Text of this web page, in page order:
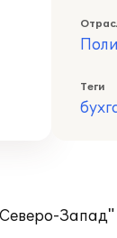
Теги